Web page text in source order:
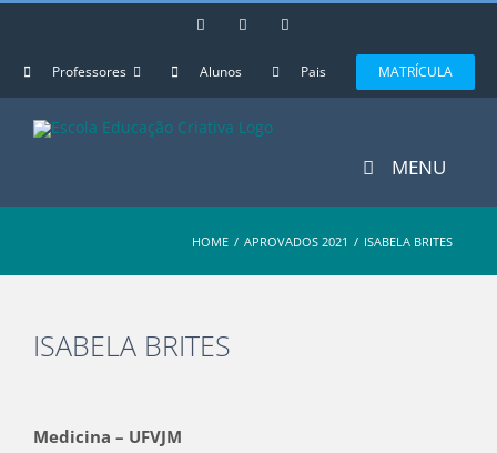
Skip
InstagramFacebook
Professores Alunos Pais MATRÍCULA
MENU
HOME / APROVADOS 2021 / ISABELA BRITES
ISABELA BRITES
Larger
Image
Medicina – UFVJM